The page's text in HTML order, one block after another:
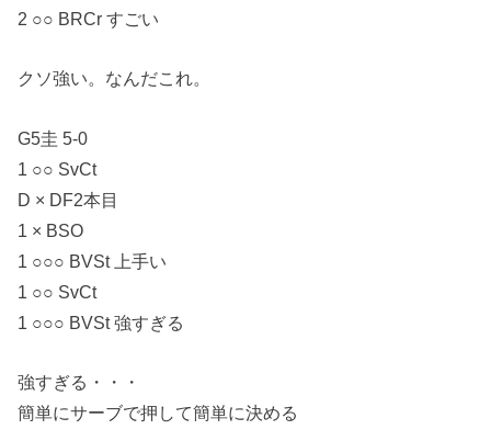
2 ○○ BRCr すごい
クソ強い。なんだこれ。
G5圭 5-0
1 ○○ SvCt
D × DF2本目
1 × BSO
1 ○○○ BVSt 上手い
1 ○○ SvCt
1 ○○○ BVSt 強すぎる
強すぎる・・・
簡単にサーブで押して簡単に決める